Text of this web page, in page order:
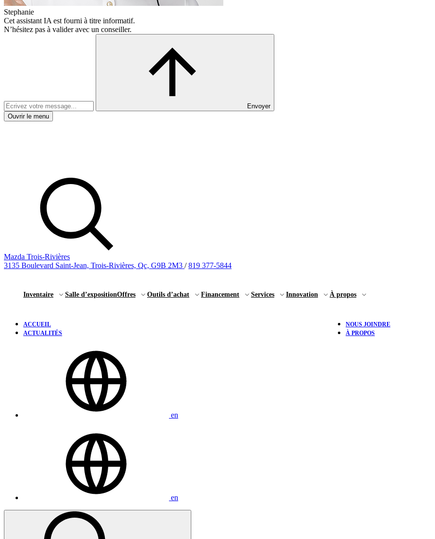
Stephanie
Cet assistant IA est fourni à titre informatif.
N’hésitez pas à valider avec un conseiller.
Envoyer
Ouvrir le menu
Mazda Trois-Rivières
3135 Boulevard Saint-Jean, Trois-Rivières, Qc, G9B 2M3 / 819 377-5844
Inventaire Salle d’expositionOffres Outils d’achat Financement Services Innovation À propos
ACCUEIL
NOUS JOINDRE
ACTUALITÉS
À PROPOS
en
en